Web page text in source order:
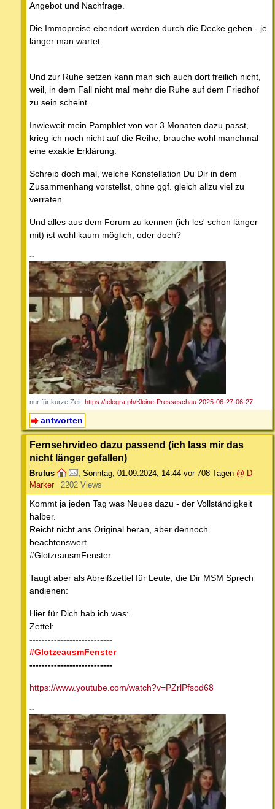
Angebot und Nachfrage.
Die Immopreise ebendort werden durch die Decke gehen - je
länger man wartet.
Und zur Ruhe setzen kann man sich auch dort freilich nicht,
weil, in dem Fall nicht mal mehr die Ruhe auf dem Friedhof
zu sein scheint.
Inwieweit mein Pamphlet von vor 3 Monaten dazu passt,
krieg ich noch nicht auf die Reihe, brauche wohl manchmal
eine exakte Erklärung.
Schreib doch mal, welche Konstellation Du Dir in dem
Zusammenhang vorstellst, ohne ggf. gleich allzu viel zu
verraten.
Und alles aus dem Forum zu kennen (ich les' schon länger
mit) ist wohl kaum möglich, oder doch?
--
nur für kurze Zeit: https://telegra.ph/Kleine-Presseschau-2025-06-27-06-27
antworten
Fernsehrvideo dazu passend (ich lass mir das
nicht länger gefallen)
Brutus Sonntag, 01.09.2024, 14:44 vor 708 Tagen @ D-
Marker
2202 Views
Kommt ja jeden Tag was Neues dazu - der Vollständigkeit
halber.
Reicht nicht ans Original heran, aber dennoch
beachtenswert.
#GlotzeausmFenster
Taugt aber als Abreißzettel für Leute, die Dir MSM Sprech
andienen:
Hier für Dich hab ich was:
Zettel:
---------------------------
#GlotzeausmFenster
---------------------------
https://www.youtube.com/watch?v=PZrlPfsod68
--